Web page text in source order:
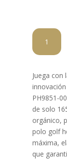
LACOSTE
POLO
HOMBRE
00
001
cantidad
Juega con
PH9851-
de solo
orgánico,
polo golf
máxima,
que